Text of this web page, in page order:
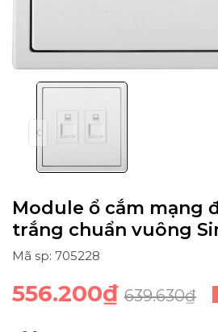
Module ổ cắm mạng
trắng chuẩn vuông
Mã sp: 705228
556.200₫ 639.630₫